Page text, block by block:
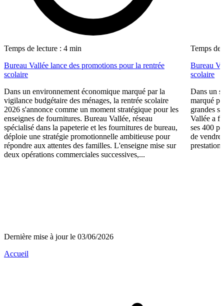
Temps de lecture : 4 min
Bureau Vallée lance des promotions pour la rentrée
scolaire
Dans un environnement économique marqué par la
vigilance budgétaire des ménages, la rentrée scolaire
2026 s'annonce comme un moment stratégique pour les
enseignes de fournitures. Bureau Vallée, réseau
spécialisé dans la papeterie et les fournitures de bureau,
déploie une stratégie promotionnelle ambitieuse pour
répondre aux attentes des familles. L'enseigne mise sur
deux opérations commerciales successives,...
Temps de
Bureau
scolaire
Dans un
marqué
grandes
Vallée a
ses 400
de vendre
Dernière mise à jour le 03/06/2026
Accueil